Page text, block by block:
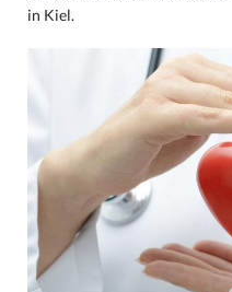
in Kiel.